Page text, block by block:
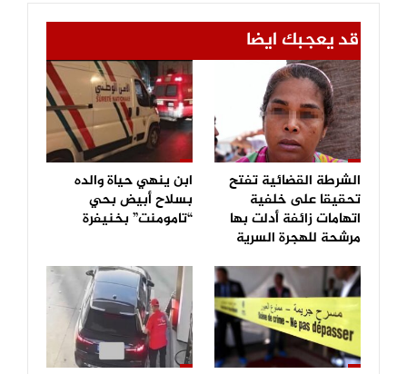
قد يعجبك ايضا
الشرطة القضائية تفتح
تحقيقا على خلفية
اتهامات زائفة أدلت بها
مرشحة للهجرة السرية
ابن ينهي حياة والده
بسلاح أبيض بحي
“تامومنت” بخنيفرة